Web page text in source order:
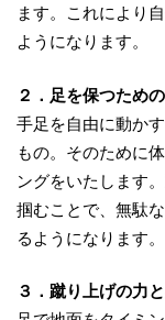
ます。これにより
ようになります。
２．足を保つため
手足を自由に動か
もの。そのために
ングをいたします
掴むことで、無駄
るようになります。
３．蹴り上げの力